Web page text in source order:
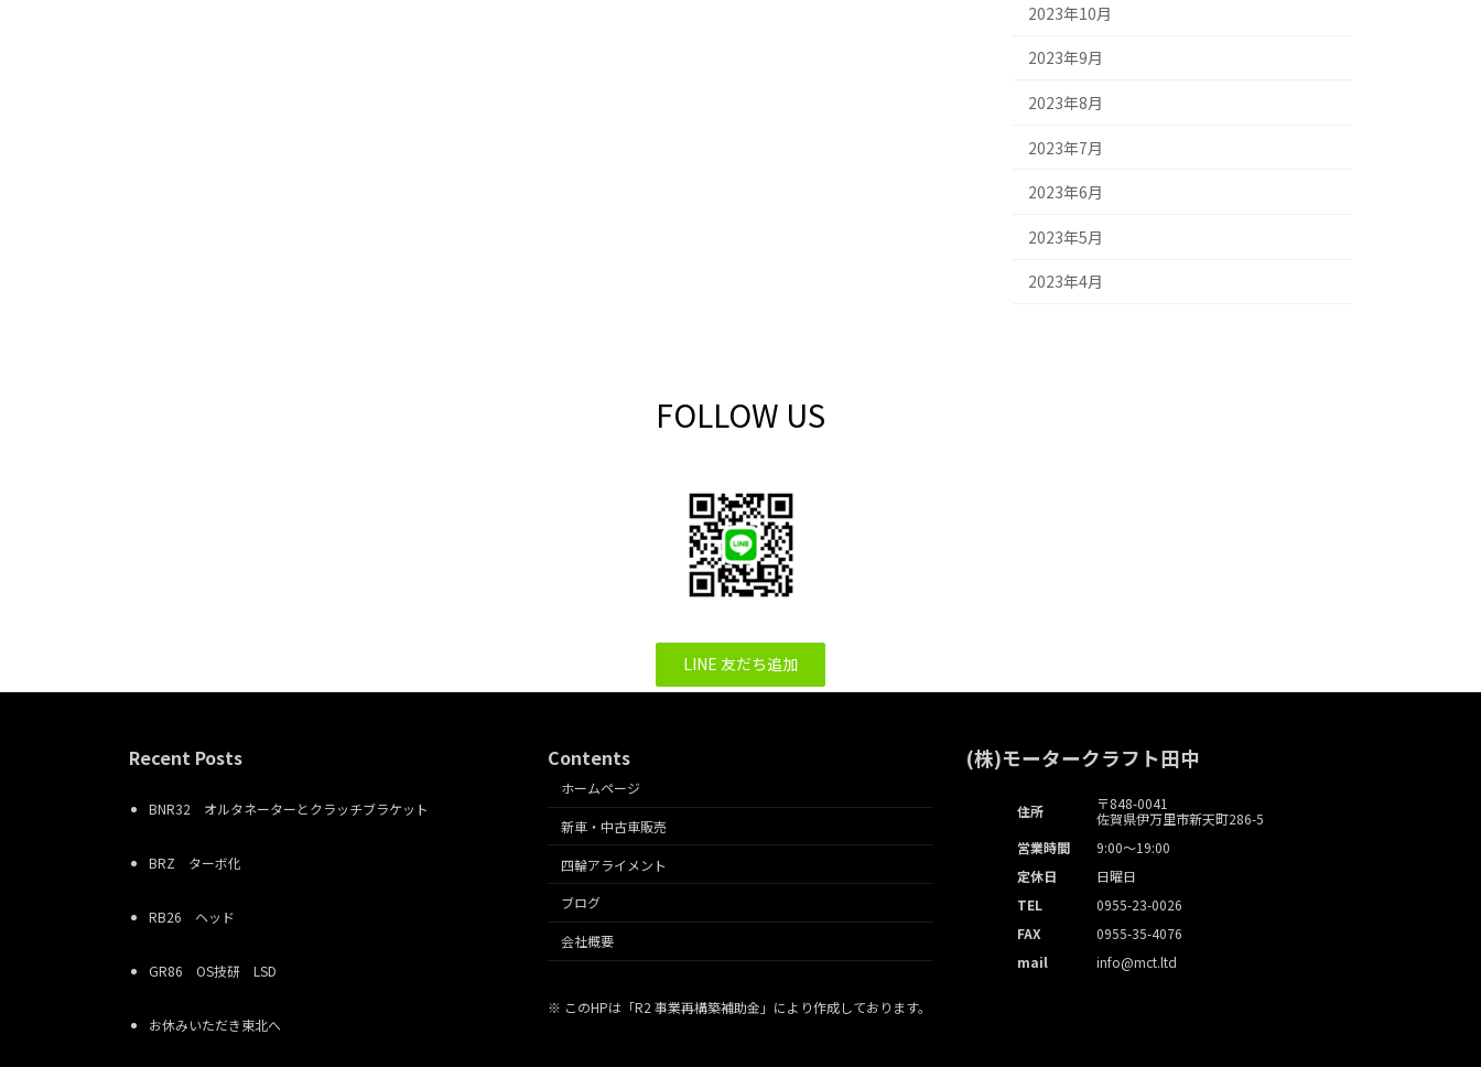
2023年10月
2023年9月
2023年8月
2023年7月
2023年6月
2023年5月
2023年4月
FOLLOW US
LINE 友だち追加
Recent Posts
BNR32 オルタネーターとクラッチブラケット
BRZ ターボ化
RB26 ヘッド
GR86 OS技研 LSD
お休みいただき東北へ
Contents
ホームページ
新車・中古車販売
四輪アライメント
ブログ
会社概要
※ このHPは「R2 事業再構築補助金」により作成しております。
(株)モータークラフト田中
住所
〒848-0041
佐賀県伊万里市新天町286-5
営業時間
9:00～19:00
定休日
日曜日
TEL
0955-23-0026
FAX
0955-35-4076
mail
info@mct.ltd